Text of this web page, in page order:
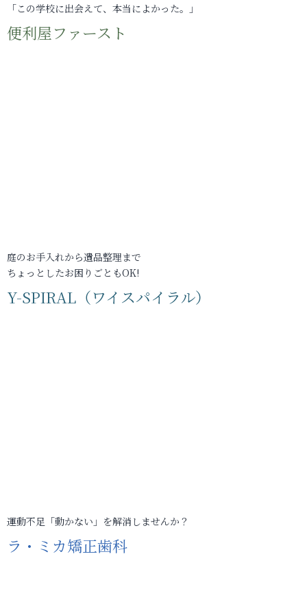
「この学校に出会えて、本当によかった。」
便利屋ファースト
庭のお手入れから遺品整理まで
ちょっとしたお困りごともOK!
Y-SPIRAL（ワイスパイラル）
運動不足「動かない」を解消しませんか？
ラ・ミカ矯正歯科